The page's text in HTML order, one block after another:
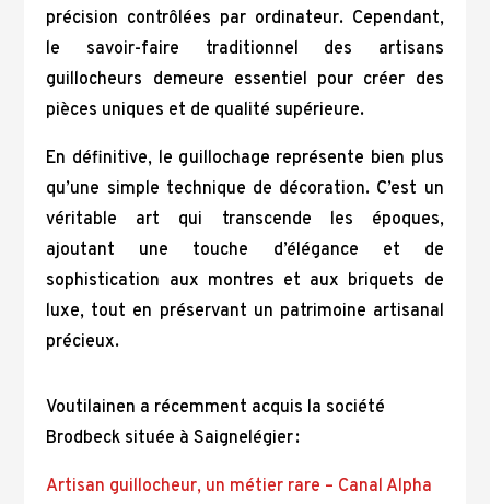
précision contrôlées par ordinateur. Cependant,
le savoir-faire traditionnel des artisans
guillocheurs demeure essentiel pour créer des
pièces uniques et de qualité supérieure.
En définitive, le guillochage représente bien plus
qu’une simple technique de décoration. C’est un
véritable art qui transcende les époques,
ajoutant une touche d’élégance et de
sophistication aux montres et aux briquets de
luxe, tout en préservant un patrimoine artisanal
précieux.
Voutilainen a récemment acquis la société
Brodbeck située à Saignelégier :
Artisan guillocheur, un métier rare – Canal Alpha